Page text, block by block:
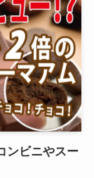
ンビニやスー